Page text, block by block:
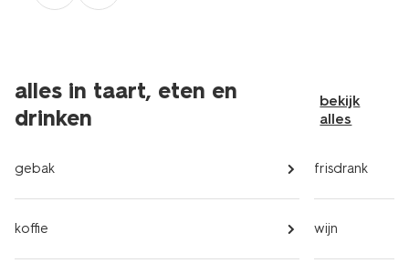
alles in taart, eten en
drinken
bekijk
alles
gebak
koffie
frisdrank
wijn